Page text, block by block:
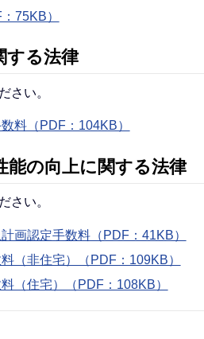
75KB）
する法律
さい。
料（PDF：104KB）
能の向上に関する法律
さい。
画認定手数料（PDF：41KB）
（非住宅）（PDF：109KB）
（住宅）（PDF：108KB）